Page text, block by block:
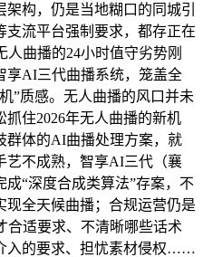
构，仍是当地糊口的同城引
流平台强制要求，都存正在
曲播的24小时值守劣势刚
享AI三代曲播系统，笼盖全
”质感。无人曲播的风口并未
住2026年无人曲播的新机
群体的AI曲播处理方案，就
艺不成熟，智享AI三代（襄
“深度合成类算法”存案，不
全天候曲播；合规运营仍是
合适要求、不清晰哪些话术
入的要求、担忧素材侵权……